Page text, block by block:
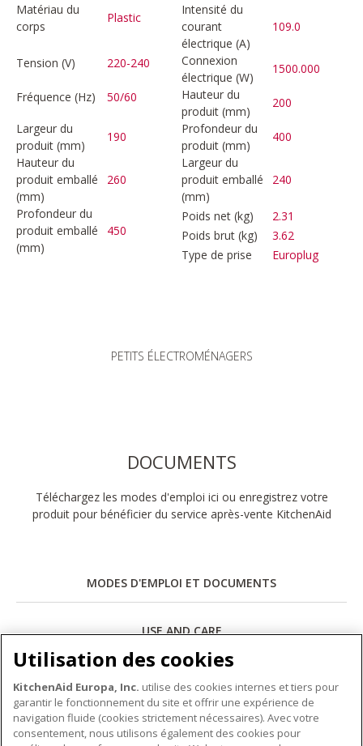
Matériau du
corps
Plastic
Intensité du
courant
électrique (A)
109.0
Tension (V) 220-240
Connexion
électrique (W)
1500.000
Fréquence (Hz)
50/60
Hauteur du
produit (mm)
200
Largeur du
produit (mm)
190
Profondeur du
produit (mm)
400
Hauteur du
produit emballé
(mm)
260
Largeur du
produit emballé
(mm)
240
Profondeur du
produit emballé
(mm)
450
Poids net (kg)
2.31
Poids brut (kg)
3.62
Type de prise
Europlug
PETITS ÉLECTROMÉNAGERS
DOCUMENTS
Téléchargez les modes d'emploi ici ou enregistrez votre
produit pour bénéficier du service après-vente KitchenAid
MODES D'EMPLOI ET DOCUMENTS
USE AND CARE
Télécharger
Utilisation des cookies
KitchenAid Europa, Inc. utilise des cookies internes et tiers pour
garantir le fonctionnement du site et offrir une expérience de
navigation fluide (cookies strictement nécessaires). Avec votre
consentement, nous utilisons également des cookies pour